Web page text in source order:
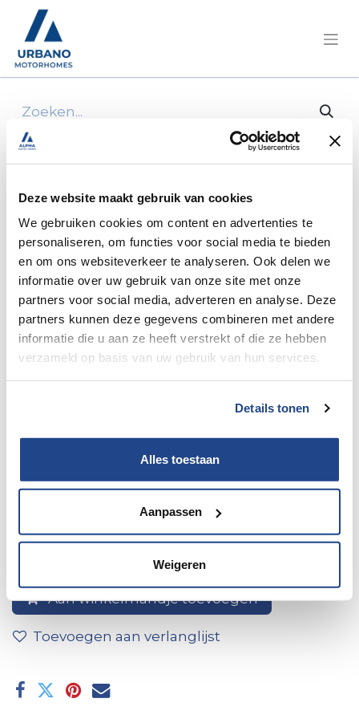
Deze website maakt gebruik van cookies
We gebruiken cookies om content en advertenties te
personaliseren, om functies voor social media te bieden
en om ons websiteverkeer te analyseren. Ook delen we
informatie over uw gebruik van onze site met onze
partners voor social media, adverteren en analyse. Deze
partners kunnen deze gegevens combineren met andere
informatie die u aan ze heeft verstrekt of die ze hebben
verzameld op basis van uw gebruik van hun services.
Details tonen
Alles toestaan
Aanpassen
Weigeren
Alle producten
Aan winkelmandje toevoegen
Toevoegen aan verlanglijst